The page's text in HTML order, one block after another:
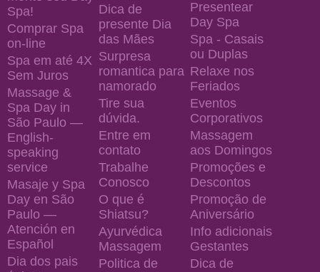
Spa!
Comprar Spa
on-line
Spa em até 4X
Sem Juros
Massage &
Spa Day in
São Paulo —
English-
speaking
service
Masaje y Spa
Day en São
Paulo —
Atención en
Español
Dia dos pais
Dica de
presente Dia
das Mães
Surpresa
romantica para
namorado
Tire sua
dúvida.
Entre em
contato
Trabalhe
Conosco
O que é
Shiatsu?
Ayurvédica
Massagem
Politica de
Presentear
Day Spa
Spa - Casais
ou Duplas
Relaxe nos
Feriados
Eventos
Corporativos
Massagem
aos Domingos
Promoções e
Descontos
Promoção de
Aniversário
Info adicionais
Gestantes
Dica de